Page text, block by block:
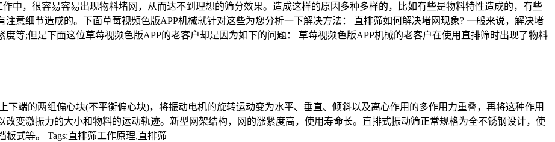
中，很容易容易出现物料堵网，从而达不到理想的筛分效果。造成这样的原因多种多样的，比如有些是物料特性造成的，有些
意细节造成的。下面草莓视频色版APP机械就针对这些为您分析一下解决方法： 直排筛如何解决堵网现象? 一般来说，解决堵
等;但是下面这位草莓视频色版APP的老客户却是因为如下的问题： 草莓视频色版APP机械的老客户在使用直排筛时出现了物料
下端的两组偏心块(不平衡偏心块)，将振动电机的旋转运动变为水平、垂直、倾斜以及离心作用的多作用力重叠，再将这种作用
变激振力的大小和物料的运动轨迹。新型网架结构，网的涨紧度高，使用寿命长。直排式振动筛正常规格为全不锈钢设计，使
板式等。 Tags:直排筛工作原理,直排筛